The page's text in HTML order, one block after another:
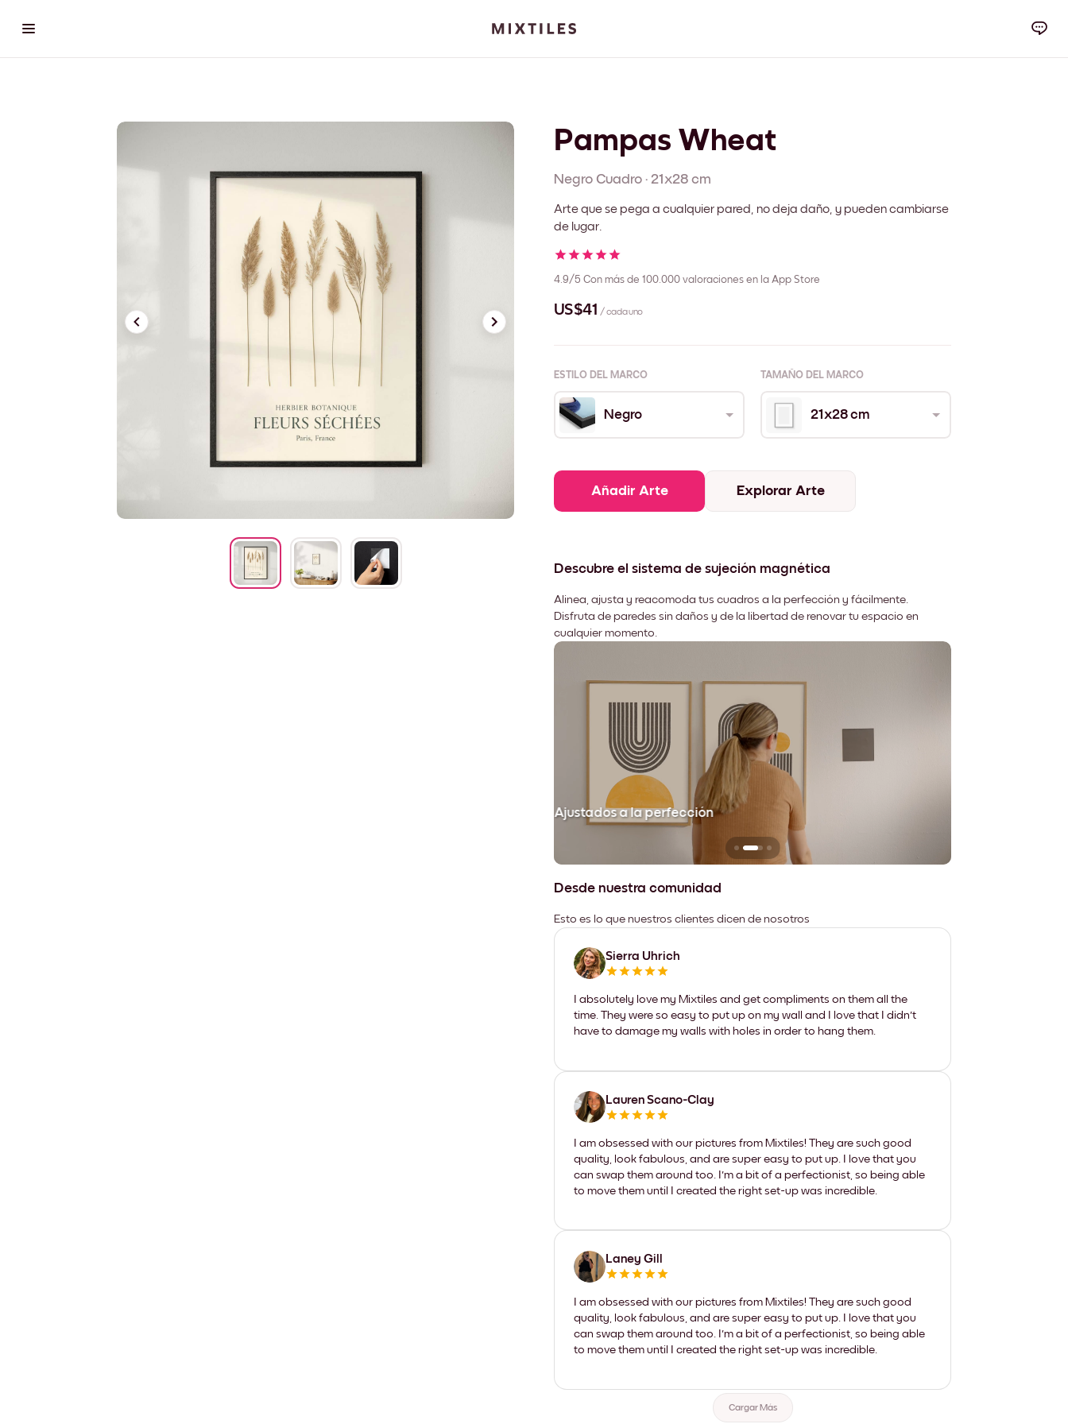
Pampas Wheat
Negro Cuadro · 21x28 cm
Arte que se pega a cualquier pared, no deja daño, y pueden cambiarse
de lugar.
4.9/5 Con más de 100.000 valoraciones en la App Store
US$41 / cada uno
ESTILO DEL MARCO TAMAÑO DEL MARCO
Negro 21x28 cm
Añadir Arte Explorar Arte
Descubre el sistema de sujeción magnética
Alinea, ajusta y reacomoda tus cuadros a la perfección y fácilmente.
Disfruta de paredes sin daños y de la libertad de renovar tu espacio en
cualquier momento.
Ajustados a la perfección
Desde nuestra comunidad
Esto es lo que nuestros clientes dicen de nosotros
Sierra Uhrich
I absolutely love my Mixtiles and get compliments on them all the
time. They were so easy to put up on my wall and I love that I didn't
have to damage my walls with holes in order to hang them.
Lauren Scano-Clay
I am obsessed with our pictures from Mixtiles! They are such good
quality, look fabulous, and are super easy to put up. I love that you
can swap them around too. I'm a bit of a perfectionist, so being able
to move them until I created the right set-up was incredible.
Laney Gill
I am obsessed with our pictures from Mixtiles! They are such good
quality, look fabulous, and are super easy to put up. I love that you
can swap them around too. I'm a bit of a perfectionist, so being able
to move them until I created the right set-up was incredible.
Cargar Más